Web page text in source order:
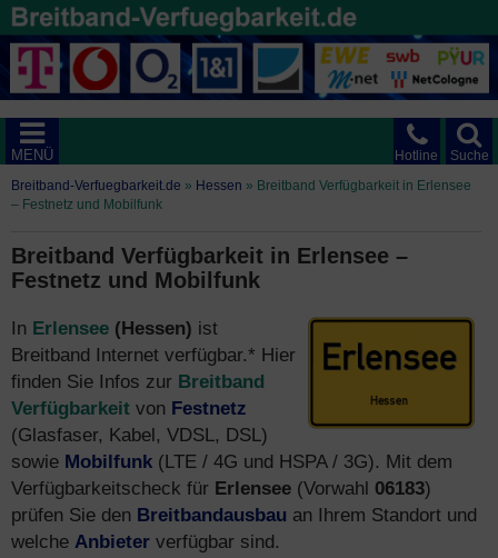
Suche
Hotline
MENÜ
Breitband-Verfuegbarkeit.de » Hessen » Breitband Verfügbarkeit in Erlensee
– Festnetz und Mobilfunk
Breitband Verfügbarkeit in Erlensee –
Festnetz und Mobilfunk
In Erlensee (Hessen) ist
Breitband Internet verfügbar.* Hier
finden Sie Infos zur Breitband
Verfügbarkeit von Festnetz
(Glasfaser, Kabel, VDSL, DSL)
sowie Mobilfunk (LTE / 4G und HSPA / 3G). Mit dem
Verfügbarkeitscheck für Erlensee (Vorwahl 06183)
prüfen Sie den Breitbandausbau an Ihrem Standort und
welche Anbieter verfügbar sind.